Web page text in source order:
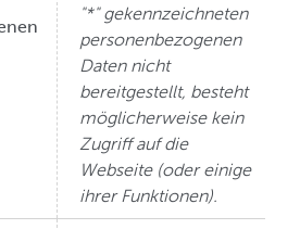
"*" gekennzeichneten
personenbezogenen
Daten nicht
bereitgestellt, besteht
möglicherweise kein
Zugriff auf die
Webseite (oder einige
ihrer Funktionen).